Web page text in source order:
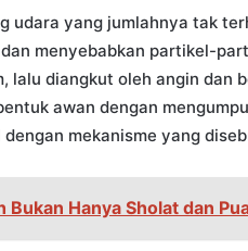
udara yang jumlahnya tak
menyebabkan partikel-
lalu diangkut oleh angin
awan dengan
mekanisme yang
Bukan Hanya Sholat dan